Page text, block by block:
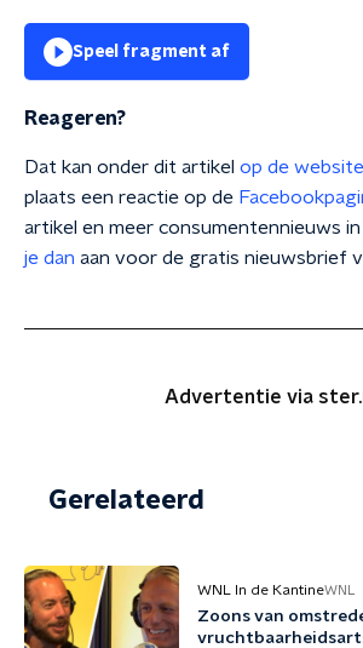
Speel fragment af
Reageren?
Dat kan onder dit artikel op de
plaats een reactie op de
artikel en meer consumentennieuws in
je dan aan voor de gratis nieuwsbrief
Advertentie via
Gerelateerd
WNL In de KantineWNL
Zoons van